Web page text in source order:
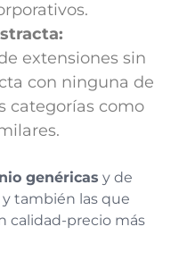
extensiones sin
con ninguna de
categorías como
genéricas y de
y también las que
calidad-precio más